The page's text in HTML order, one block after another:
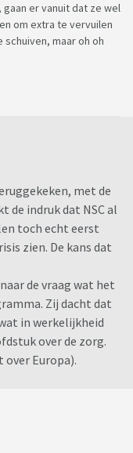
er vanuit dat ze wel
om extra te vervuilen
maar oh oh
met de
de indruk dat NSC al
toch echt eerst
zien. De kans dat
de vraag wat het
Zij dacht dat
in werkelijkheid
over de zorg.
Europa).